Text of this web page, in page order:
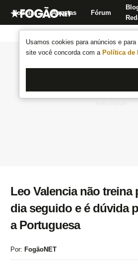
Usamos cookies para anúncios e
site você concorda com a Política de
Notícias Apostas Fórum
Leo Valencia não treina
dia seguido e é dúvida
a Portuguesa
Por: FogãoNET